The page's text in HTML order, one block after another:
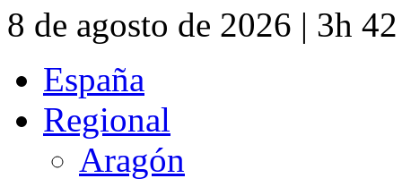
8 de agosto de 2026 | 3h
España
Regional
Aragón